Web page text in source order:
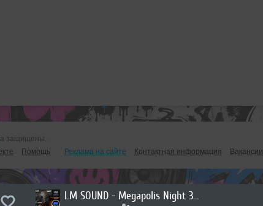
LM SOUND - Megapolis Night 30.06.2026
защищены.
Помощь Реклама на сайте Контактная информация Вакансии